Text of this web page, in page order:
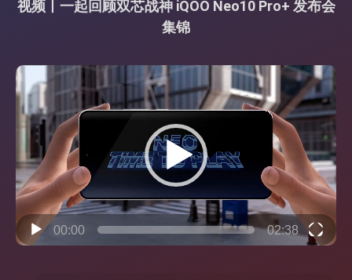
视频丨一起回顾双芯战神 iQOO Neo10 Pro+ 发布会
集锦
视
频
播
放
器
00:00 02:38